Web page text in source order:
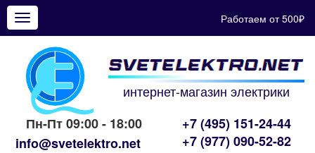
Показать
меню
Работаем от 500₽
интернет-магазин электрики
Пн-Пт 09:00 - 18:00
info@svetelektro.net
+7 (495) 151-24-44
+7 (977) 090-52-82